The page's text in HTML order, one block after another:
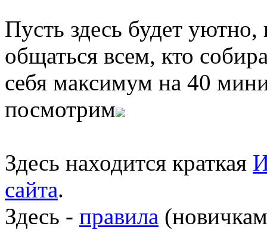
Пусть здесь будет
общаться всем, кто
себя максимум на 40
посмотрим
Здесь находится краткая
сайта.
Здесь - правила